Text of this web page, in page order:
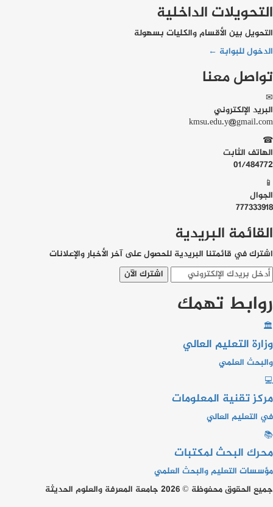
التحويلات الداخلية
التحويل بين الأقسام والكليات بسهولة
الدخول للبوابة ←
تواصل معنا
✉
البريد الإلكتروني
kmsu.edu.y@gmail.com
☎
الهاتف الثابت
01/484772
📱
الجوال
777333918
القائمة البريدية
اشترك في قائمتنا البريدية للحصول على آخر الأخبار والإعلانات
اشترك الآن
روابط تهمك
🏛
وزارة التعليم العالي
والبحث العلمي
💻
مركز تقنية المعلومات
في التعليم العالي
📚
محرك البحث لمكتبات
مؤسسات التعليم والبحث العلمي
جميع الحقوق محفوظة © 2026 جامعة المعرفة والعلوم الحديثة